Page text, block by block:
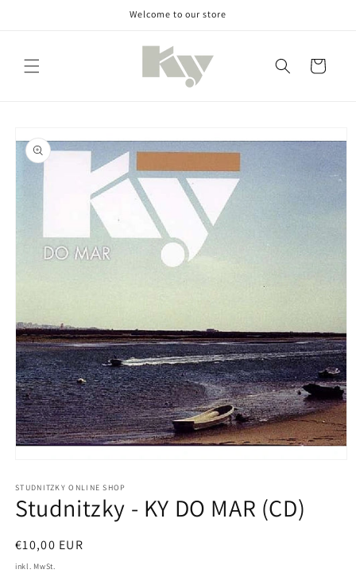
Welcome to our store
Warenkorb
in
Modal
öffnen
STUDNITZKY ONLINE SHOP
Studnitzky - KY DO MAR (CD)
Normaler
Preis
€10,00 EUR
inkl. MwSt.